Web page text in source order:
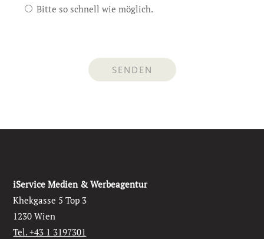
Bitte so schnell wie möglich.
iService Medien & Werbeagentur
Khekgasse 5 Top 3
1230 Wien
Tel. +43 1 3197301